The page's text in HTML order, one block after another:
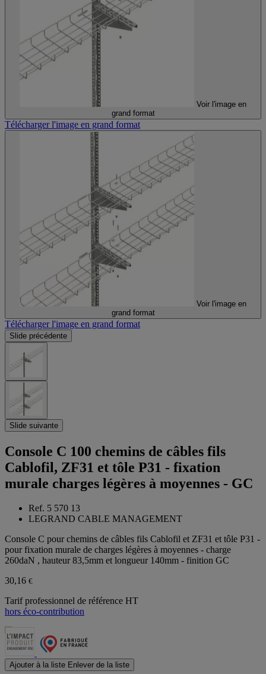
Voir l'image en
grand format
Télécharger l'image en grand format
Voir l'image en
grand format
Télécharger l'image en grand format
Slide précédente
Slide suivante
Console C 100 chemins de câbles fils
Cablofil, ZF31 et tôle P31 - fixation
murale charges légères à moyennes - GC
Ref. 5 570 13
LEGRAND CABLE MANAGEMENT
Console C pour chemins de câbles fils Cablofil et ZF31 et tôle P31 -
pour fixation murale de charges légères à moyennes - charge
260daN , hauteur 83,5mm et longueur 140mm - finition GC
30,16 €
Tarif professionnel de référence HT
hors éco-contribution
Ajouter à la liste Enlever de la liste